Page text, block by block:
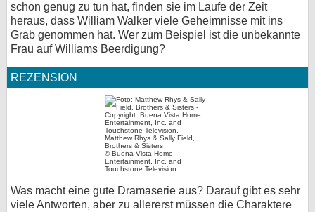
schon genug zu tun hat, finden sie im Laufe der Zeit
heraus, dass William Walker viele Geheimnisse mit ins
Grab genommen hat. Wer zum Beispiel ist die unbekannte
Frau auf Williams Beerdigung?
REZENSION
Matthew Rhys & Sally Field,
Brothers & Sisters
© Buena Vista Home
Entertainment, Inc. and
Touchstone Television.
Was macht eine gute Dramaserie aus? Darauf gibt es sehr
viele Antworten, aber zu allererst müssen die Charaktere